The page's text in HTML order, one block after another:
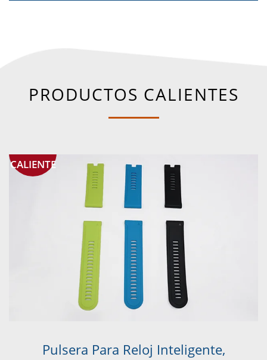
PRODUCTOS CALIENTES
CALIENTE
Pulsera Para Reloj Inteligente,